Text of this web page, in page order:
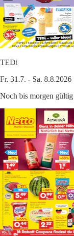
TEDi
Fr. 31.7. - Sa. 8.8.2026
Noch bis morgen gültig